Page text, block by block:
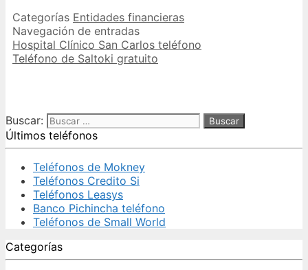
Categorías Entidades financieras
Navegación de entradas
Hospital Clínico San Carlos teléfono
Teléfono de Saltoki gratuito
Buscar:
Últimos teléfonos
Teléfonos de Mokney
Teléfonos Credito Si
Teléfonos Leasys
Banco Pichincha teléfono
Teléfonos de Small World
Categorías